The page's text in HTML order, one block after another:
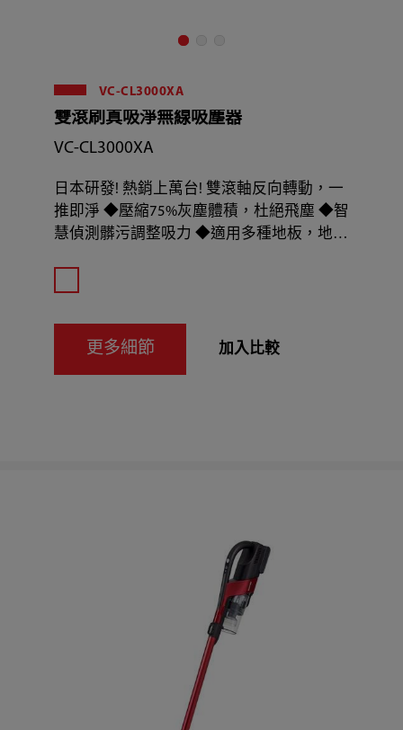
VC-CL3000XA
雙滾刷真吸淨無線吸塵器
VC-CL3000XA
日本研發! 熱銷上萬台! 雙滾軸反向轉動，一
推即淨 ◆壓縮75%灰塵體積，杜絕飛塵 ◆智
慧偵測髒污調整吸力 ◆適用多種地板，地面
更多細節 加入比較